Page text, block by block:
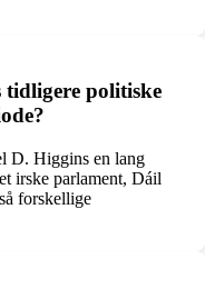
politiske
D. Higgins en lang
irske parlament, Dáil
forskellige